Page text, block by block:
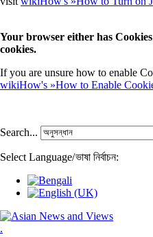
Your browser either has
cookies.
If you are unsure how to enable
wikiHow's »How to Enable
Search...
Select Language/ভাষা নির্বাচন:
.